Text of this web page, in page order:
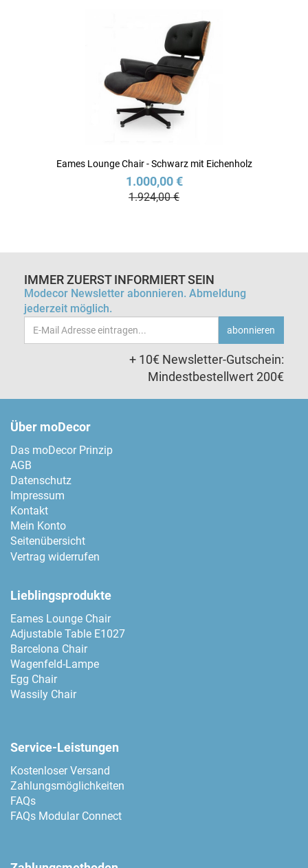
Eames Lounge Chair - Schwarz mit Eichenholz
1.000,00 €
1.924,00 €
IMMER ZUERST INFORMIERT SEIN
Modecor Newsletter abonnieren. Abmeldung
jederzeit möglich.
Email-
Adresse
abonnieren
+ 10€ Newsletter-Gutschein:
Mindestbestellwert 200€
Über moDecor
Das moDecor Prinzip
AGB
Datenschutz
Impressum
Kontakt
Mein Konto
Seitenübersicht
Vertrag widerrufen
Lieblingsprodukte
Eames Lounge Chair
Adjustable Table E1027
Barcelona Chair
Wagenfeld-Lampe
Egg Chair
Wassily Chair
Service-Leistungen
Kostenloser Versand
Zahlungsmöglichkeiten
FAQs
FAQs Modular Connect